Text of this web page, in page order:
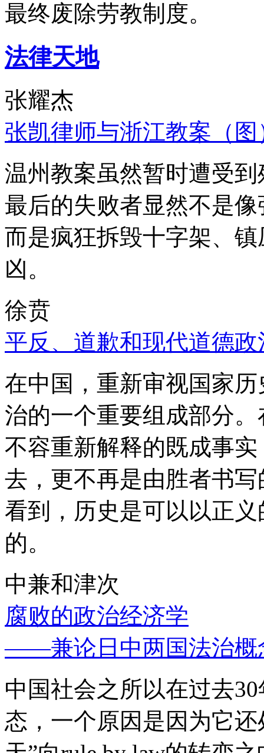
最终废除劳教制度。
法律天地
张耀杰
张凯律师与浙江教案（图
温州教案虽然暂时遭受
最后的失败者显然不是
而是疯狂拆毁十字架、
凶。
徐贲
平反、道歉和现代道德政
在中国，重新审视国家
治的一个重要组成部分
不容重新解释的既成事
去，更不再是由胜者书
看到，历史是可以以正
的。
中兼和津次
腐败的政治经济学
——兼论日中两国法治概
中国社会之所以在过去
态，一个原因是因为它